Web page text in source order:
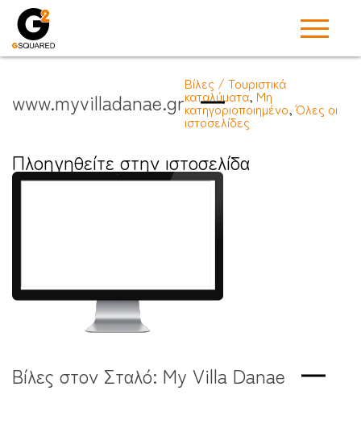
www.myvilladanae.gr
Βίλες / Τουριστικά
καταλύματα, Μη
κατηγοριοποιημένο,Όλες οι
ιστοσελίδες
Πλοηγηθείτε στην ιστοσελίδα
Βίλες στον Σταλό: My Villa Danae